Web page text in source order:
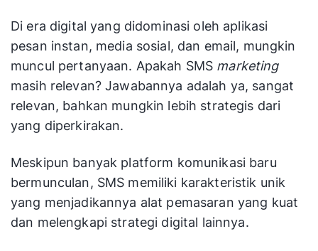
Di era digital yang didominasi oleh aplikasi
pesan instan, media sosial, dan email, mungkin
muncul pertanyaan. Apakah SMS marketing
masih relevan? Jawabannya adalah ya, sangat
relevan, bahkan mungkin lebih strategis dari
yang diperkirakan.
Meskipun banyak platform komunikasi baru
bermunculan, SMS memiliki karakteristik unik
yang menjadikannya alat pemasaran yang kuat
dan melengkapi strategi digital lainnya.